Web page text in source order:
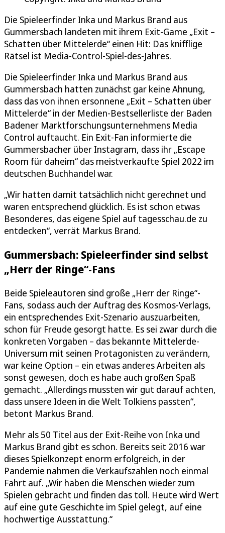
Die Spieleerfinder Inka und Markus Brand aus
Gummersbach landeten mit ihrem Exit-Game „Exit –
Schatten über Mittelerde“ einen Hit: Das knifflige
Rätsel ist Media-Control-Spiel-des-Jahres.
Die Spieleerfinder Inka und Markus Brand aus
Gummersbach hatten zunächst gar keine Ahnung,
dass das von ihnen ersonnene „Exit – Schatten über
Mittelerde“ in der Medien-Bestsellerliste der Baden
Badener Marktforschungsunternehmens Media
Control auftaucht. Ein Exit-Fan informierte die
Gummersbacher über Instagram, dass ihr „Escape
Room für daheim“ das meistverkaufte Spiel 2022 im
deutschen Buchhandel war.
„Wir hatten damit tatsächlich nicht gerechnet und
waren entsprechend glücklich. Es ist schon etwas
Besonderes, das eigene Spiel auf tagesschau.de zu
entdecken“, verrät Markus Brand.
Gummersbach: Spieleerfinder sind selbst
„Herr der Ringe“-Fans
Beide Spieleautoren sind große „Herr der Ringe“-
Fans, sodass auch der Auftrag des Kosmos-Verlags,
ein entsprechendes Exit-Szenario auszuarbeiten,
schon für Freude gesorgt hatte. Es sei zwar durch die
konkreten Vorgaben – das bekannte Mittelerde-
Universum mit seinen Protagonisten zu verändern,
war keine Option – ein etwas anderes Arbeiten als
sonst gewesen, doch es habe auch großen Spaß
gemacht. „Allerdings mussten wir gut darauf achten,
dass unsere Ideen in die Welt Tolkiens passten“,
betont Markus Brand.
Mehr als 50 Titel aus der Exit-Reihe von Inka und
Markus Brand gibt es schon. Bereits seit 2016 war
dieses Spielkonzept enorm erfolgreich, in der
Pandemie nahmen die Verkaufszahlen noch einmal
Fahrt auf. „Wir haben die Menschen wieder zum
Spielen gebracht und finden das toll. Heute wird Wert
auf eine gute Geschichte im Spiel gelegt, auf eine
hochwertige Ausstattung.“